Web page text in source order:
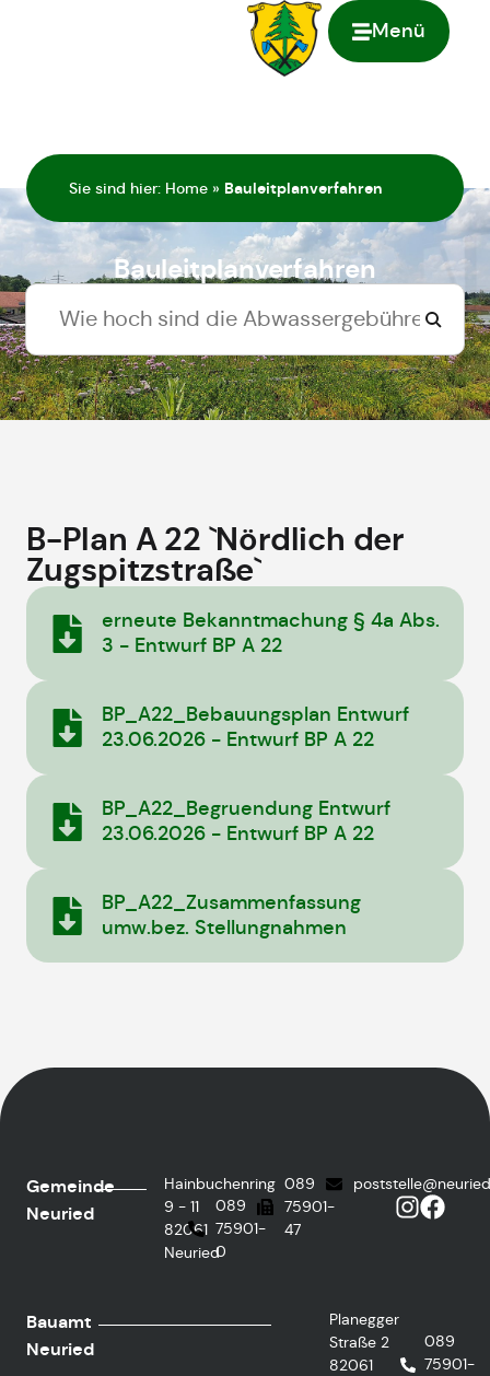
Menü
Sie sind hier: Home » Bauleitplanverfahren
Bauleitplanverfahren
B-Plan A 22 `Nördlich der
Zugspitzstraße`
erneute Bekanntmachung § 4a Abs.
3 - Entwurf BP A 22
BP_A22_Bebauungsplan Entwurf
23.06.2026 - Entwurf BP A 22
BP_A22_Begruendung Entwurf
23.06.2026 - Entwurf BP A 22
BP_A22_Zusammenfassung
umw.bez. Stellungnahmen
Gemeinde
Neuried
Hainbuchenring
9 - 11
82061
Neuried
089
75901-
0
089
75901-
47
Bauamt
Neuried
Planegger
Straße 2
82061
089
75901-